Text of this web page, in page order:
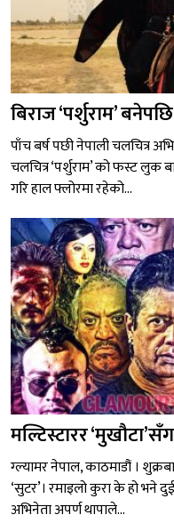
बिराज ‘पर्शुराम’
पाँच बर्ष पछी नेपाली चलचित्र
चलचित्र ‘पर्शुराम’ को फस्ट लुक
गरि हाल फ्लोरमा रहेको...
मल्टिस्टारर
ग्ल्यामर नेपाल, काठमाडौं ।
‘सुटर’। रमाइलो कुरा के हो
अभिनेता अपर्ण थापाले...